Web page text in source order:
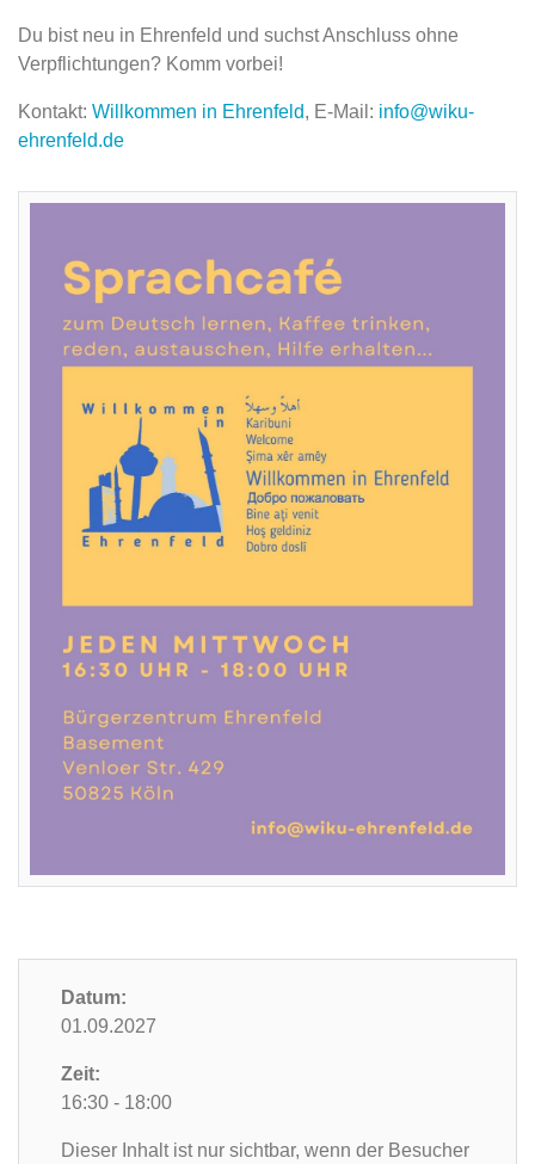
Du bist neu in Ehrenfeld und suchst Anschluss ohne
Verpflichtungen? Komm vorbei!
Kontakt: Willkommen in Ehrenfeld, E-Mail: info@wiku-
ehrenfeld.de
Datum:
01.09.2027
Zeit:
16:30 - 18:00
Dieser Inhalt ist nur sichtbar, wenn der Besucher